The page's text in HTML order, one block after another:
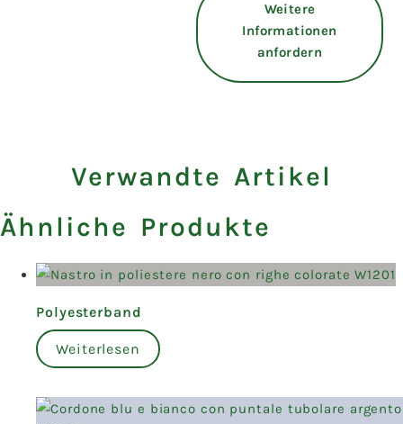
Weitere
Informationen
anfordern
Verwandte Artikel
Ähnliche Produkte
Polyesterband
Weiterlesen